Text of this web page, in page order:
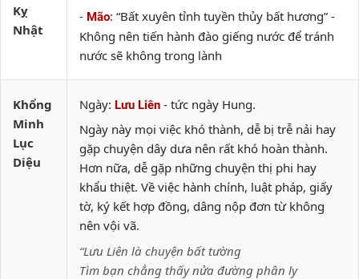
Kỵ
Nhật
- Mão: “Bất xuyên tỉnh tuyền thủy bất hương” -
Không nên tiến hành đào giếng nước để tránh
nước sẽ không trong lành
Khổng
Minh
Lục
Diệu
Ngày: Lưu Liên - tức ngày Hung.
Ngày này mọi việc khó thành, dễ bị trễ nải hay
gặp chuyện dây dưa nên rất khó hoàn thành.
Hơn nữa, dễ gặp những chuyện thị phi hay
khẩu thiệt. Về việc hành chính, luật pháp, giấy
tờ, ký kết hợp đồng, dâng nộp đơn từ không
nên vội vã.
“Lưu Liên là chuyện bất tường
Tìm bạn chẳng thấy nửa đường phân ly